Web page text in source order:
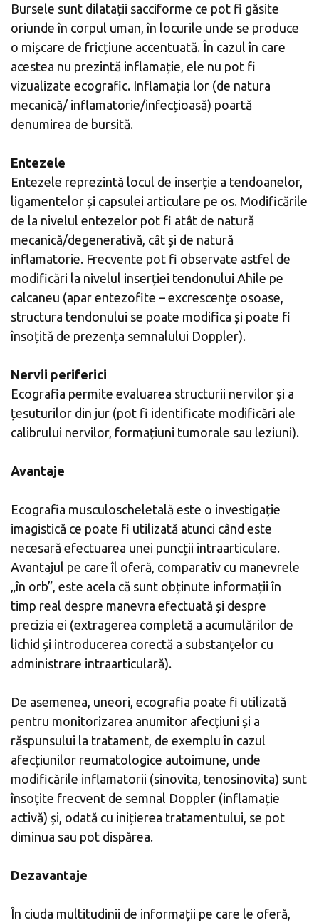
Bursele sunt dilatații sacciforme ce pot fi găsite
oriunde în corpul uman, în locurile unde se produce
o mișcare de fricțiune accentuată. În cazul în care
acestea nu prezintă inflamație, ele nu pot fi
vizualizate ecografic. Inflamația lor (de natura
mecanică/ inflamatorie/infecțioasă) poartă
denumirea de bursită.
Entezele
Entezele reprezintă locul de inserție a tendoanelor,
ligamentelor și capsulei articulare pe os. Modificările
de la nivelul entezelor pot fi atât de natură
mecanică/degenerativă, cât și de natură
inflamatorie. Frecvente pot fi observate astfel de
modificări la nivelul inserției tendonului Ahile pe
calcaneu (apar entezofite – excrescențe osoase,
structura tendonului se poate modifica și poate fi
însoțită de prezența semnalului Doppler).
Nervii periferici
Ecografia permite evaluarea structurii nervilor și a
țesuturilor din jur (pot fi identificate modificări ale
calibrului nervilor, formațiuni tumorale sau leziuni).
Avantaje
Ecografia musculoscheletală este o investigație
imagistică ce poate fi utilizată atunci când este
necesară efectuarea unei puncții intraarticulare.
Avantajul pe care îl oferă, comparativ cu manevrele
„în orb”, este acela că sunt obținute informații în
timp real despre manevra efectuată și despre
precizia ei (extragerea completă a acumulărilor de
lichid și introducerea corectă a substanțelor cu
administrare intraarticulară).
De asemenea, uneori, ecografia poate fi utilizată
pentru monitorizarea anumitor afecțiuni și a
răspunsului la tratament, de exemplu în cazul
afecțiunilor reumatologice autoimune, unde
modificările inflamatorii (sinovita, tenosinovita) sunt
însoțite frecvent de semnal Doppler (inflamație
activă) și, odată cu inițierea tratamentului, se pot
diminua sau pot dispărea.
Dezavantaje
În ciuda multitudinii de informații pe care le oferă,